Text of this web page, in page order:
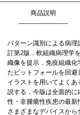
商品説明
パターン識別による病
訂第2版．軟組織病理学
織像を提示．免疫組織化
たピットフォールを回
イラストを用いてよく
説する．今版は全面的
性・非腫瘍性疾患の最新
さまざまなデバイスから